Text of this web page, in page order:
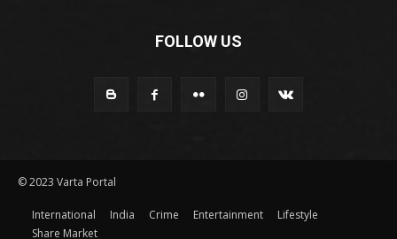
FOLLOW US
© 2023 Varta Portal
International India Crime Entertainment
Lifestyle
Share Market